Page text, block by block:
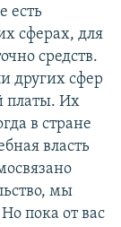
есть
сферах, для
средств.
других сфер
платы. Их
в стране
власть
мы
пока от вас